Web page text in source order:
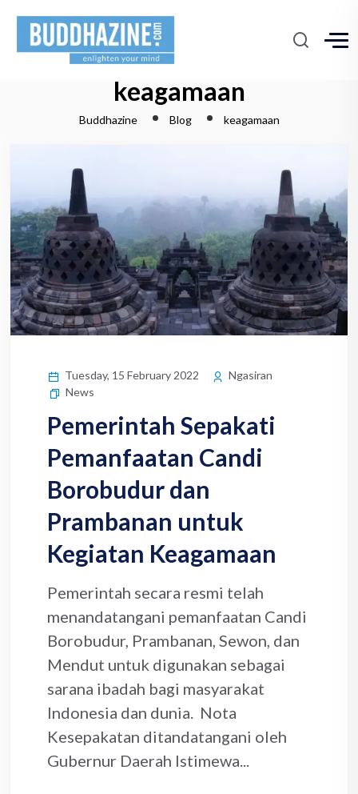
keagamaan
Buddhazine Blog keagamaan
Tuesday, 15 February 2022
Ngasiran
News
Pemerintah Sepakati
Pemanfaatan Candi
Borobudur dan
Prambanan untuk
Kegiatan Keagamaan
Pemerintah secara resmi telah
menandatangani pemanfaatan Candi
Borobudur, Prambanan, Sewon, dan
Mendut untuk digunakan sebagai
sarana ibadah bagi masyarakat
Indonesia dan dunia. Nota
Kesepakatan ditandatangani oleh
Gubernur Daerah Istimewa...